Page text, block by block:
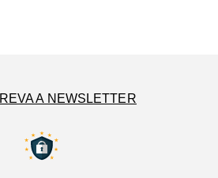
A NEWSLETTER